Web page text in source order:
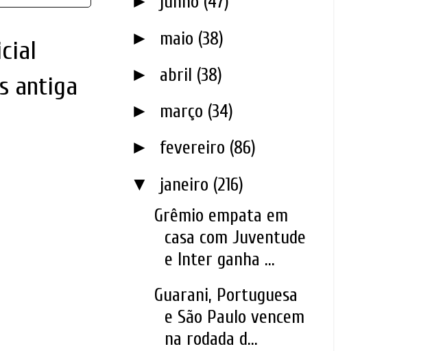
antiga
► maio (38)
► abril (38)
► março (34)
► fevereiro (86)
▼ janeiro (216)
Grêmio empata em
casa com Juventude
e Inter ganha ...
Guarani, Portuguesa
e São Paulo vencem
na rodada d...